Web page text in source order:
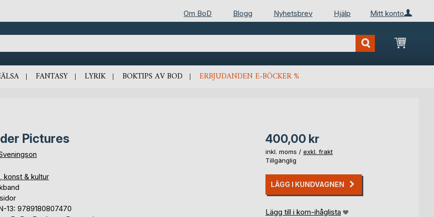
Mitt konto
Om BoD Blogg Nyhetsbrev Hjälp
Min
FANTASY LYRIK BOKTIPS AV BOD ERBJUDANDEN E-BÖCKER %
Pictures
konst & kultur
13: 9789180807470
400,00 kr
inkl. moms / exkl. frakt
Tillgänglig
LÄGG I KUNDVAGNEN
Lägg till i kom-ihåglista